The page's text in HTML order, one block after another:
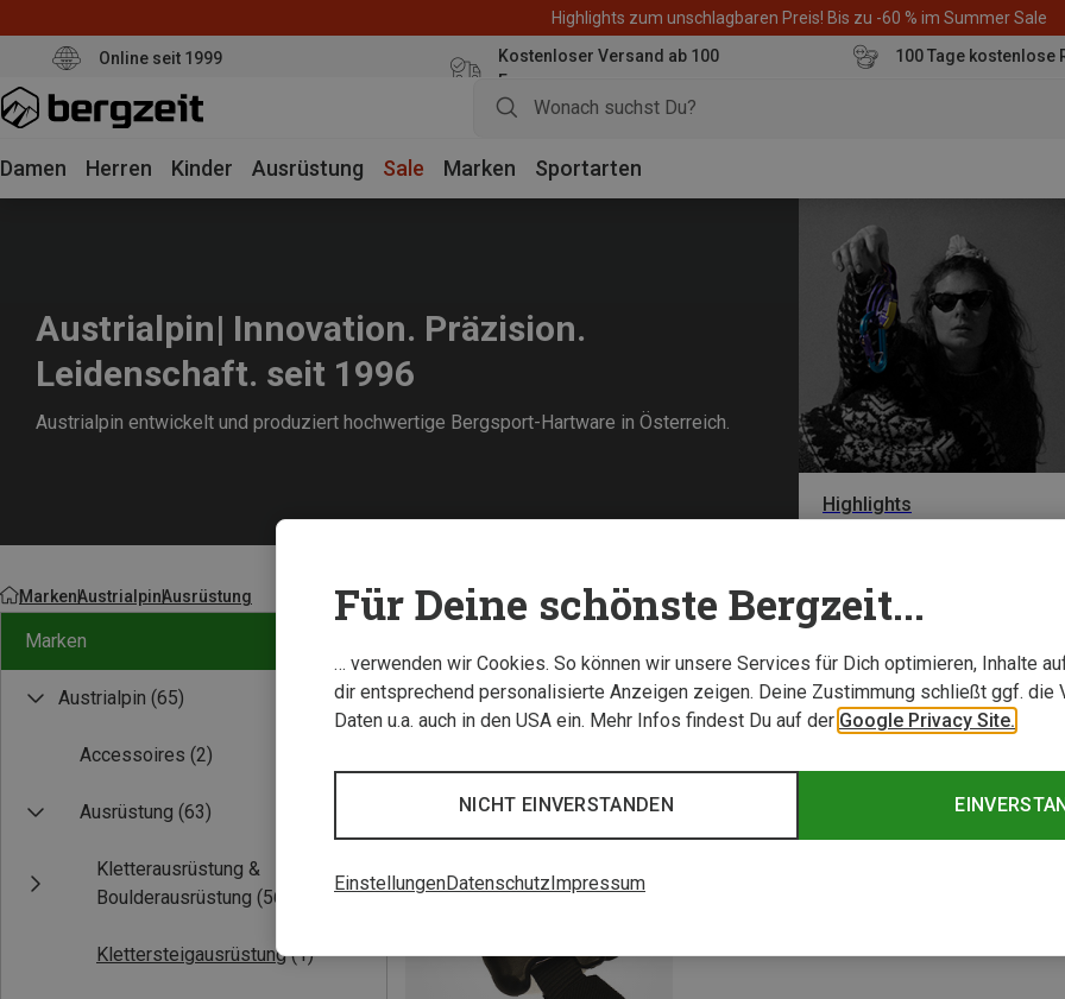
Highlights zum unschlagbaren Preis! Bis zu -60 % im Summer Sale
Online seit 1999
Kostenloser Versand ab 100
Euro
100 Tage kostenlose
Damen Herren Kinder Ausrüstung Sale Marken Sportarten
Austrialpin| Innovation. Präzision.
Leidenschaft. seit 1996
Austrialpin entwickelt und produziert hochwertige Bergsport-Hartware in Österreich.
Highlights
MarkenAustrialpinAusrüstung
Marken
Austrialpin (65)
Accessoires (2)
Ausrüstung (63)
Kletterausrüstung &
Boulderausrüstung (56)
Klettersteigausrüstung (1)
Für Deine schönste Bergzeit...
… verwenden wir Cookies. So können wir unsere Services für Dich optimieren, Inhalte
dir entsprechend personalisierte Anzeigen zeigen. Deine Zustimmung schließt ggf. die
Daten u.a. auch in den USA ein. Mehr Infos findest Du auf der Google Privacy Site.
NICHT EINVERSTANDEN
EinstellungenDatenschutz Impressum